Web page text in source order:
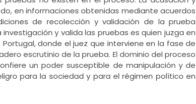
en informaciones obtenidas mediante acuerdos
de recolección y validación de la prueba
y valida las pruebas es quien juzga en
donde el juez que interviene en la fase de
escrutinio de la prueba. El dominio del proceso
un poder susceptible de manipulación y de
para la sociedad y para el régimen político en